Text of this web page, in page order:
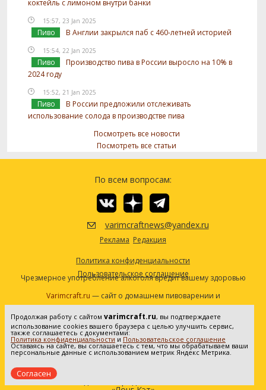
коктейль с лимоном внутри банки
15:57, 23 Jan 2025
Пиво В Англии закрылся паб с 460-летней историей
15:54, 22 Jan 2025
Пиво
Производство пива в России выросло на 10% в
2024 году
15:52, 21 Jan 2025
Пиво
В России предложили отслеживать
использование солода в производстве пива
Посмотреть все новости
Посмотреть все статьи
По всем вопросам:
varimcraftnews@yandex.ru
Реклама Редакция
Политика конфиденциальности
Пользовательское соглашение
Чрезмерное употребление алкоголя вредит вашему здоровью
Varimcraft.ru — сайт о домашнем пивоварении и
самогоноварении.
Сетевое издание «Варимкрафт». Зарегистрировано в
Федеральной службе по надзору в сфере связи, информационных
технологий и массовых коммуникаций (Роскомнадзор). Реестровая
запись ЭЛ No ФС77-80936 от 25.05.2021. Все права защищены. 16+
Продолжая работу с сайтом varimcraft.ru, вы подтверждаете
использование cookies вашего браузера с целью улучшить сервис,
также соглашаетесь с документами:
Политика конфиденциальности и Пользовательское соглашение
Оставаясь на сайте, вы соглашаетесь с тем, что мы обрабатываем ваши
персональные данные с использованием метрик Яндекс Метрика.
Согласен